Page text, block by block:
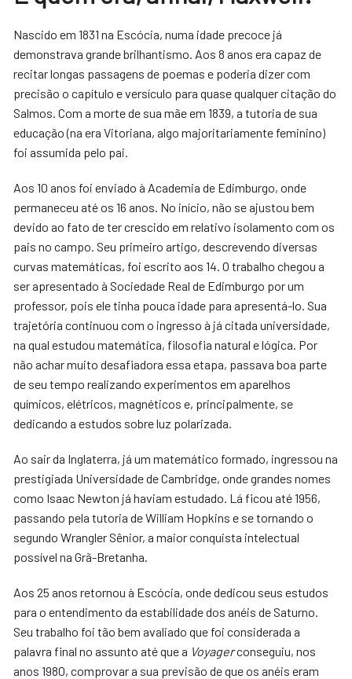
Nascido em 1831 na Escócia, numa idade precoce já
demonstrava grande brilhantismo. Aos 8 anos era capaz de
recitar longas passagens de poemas e poderia dizer com
precisão o capítulo e versículo para quase qualquer citação do
Salmos. Com a morte de sua mãe em 1839, a tutoria de sua
educação (na era Vitoriana, algo majoritariamente feminino)
foi assumida pelo pai.
Aos 10 anos foi enviado à Academia de Edimburgo, onde
permaneceu até os 16 anos. No início, não se ajustou bem
devido ao fato de ter crescido em relativo isolamento com os
pais no campo. Seu primeiro artigo, descrevendo diversas
curvas matemáticas, foi escrito aos 14. O trabalho chegou a
ser apresentado à Sociedade Real de Edimburgo por um
professor, pois ele tinha pouca idade para apresentá-lo. Sua
trajetória continuou com o ingresso à já citada universidade,
na qual estudou matemática, filosofia natural e lógica. Por
não achar muito desafiadora essa etapa, passava boa parte
de seu tempo realizando experimentos em aparelhos
químicos, elétricos, magnéticos e, principalmente, se
dedicando a estudos sobre luz polarizada.
Ao sair da Inglaterra, já um matemático formado, ingressou na
prestigiada Universidade de Cambridge, onde grandes nomes
como Isaac Newton já haviam estudado. Lá ficou até 1956,
passando pela tutoria de William Hopkins e se tornando o
segundo Wrangler Sênior, a maior conquista intelectual
possível na Grã-Bretanha.
Aos 25 anos retornou à Escócia, onde dedicou seus estudos
para o entendimento da estabilidade dos anéis de Saturno.
Seu trabalho foi tão bem avaliado que foi considerada a
palavra final no assunto até que a Voyagerconseguiu, nos
anos 1980, comprovar a sua previsão de que os anéis eram